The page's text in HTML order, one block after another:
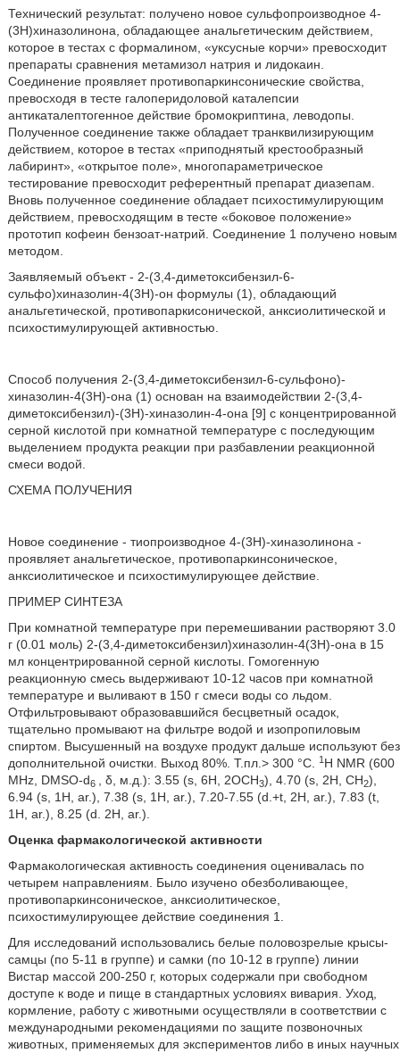
Технический результат: получено новое сульфопроизводное 4-
(3H)хиназолинона, обладающее анальгетическим действием,
которое в тестах с формалином, «уксусные корчи» превосходит
препараты сравнения метамизол натрия и лидокаин.
Соединение проявляет противопаркинсонические свойства,
превосходя в тесте галоперидоловой каталепсии
антикаталептогенное действие бромокриптина, леводопы.
Полученное соединение также обладает транквилизирующим
действием, которое в тестах «приподнятый крестообразный
лабиринт», «открытое поле», многопараметрическое
тестирование превосходит референтный препарат диазепам.
Вновь полученное соединение обладает психостимулирующим
действием, превосходящим в тесте «боковое положение»
прототип кофеин бензоат-натрий. Соединение 1 получено новым
методом.
Заявляемый объект - 2-(3,4-диметоксибензил-6-
сульфо)хиназолин-4(3Н)-он формулы (1), обладающий
анальгетической, противопаркисонической, анксиолитической и
психостимулирующей активностью.
Способ получения 2-(3,4-диметоксибензил-6-сульфоно)-
хиназолин-4(3Н)-она (1) основан на взаимодействии 2-(3,4-
диметоксибензил)-(3Н)-хиназолин-4-она [9] с концентрированной
серной кислотой при комнатной температуре с последующим
выделением продукта реакции при разбавлении реакционной
смеси водой.
СХЕМА ПОЛУЧЕНИЯ
Новое соединение - тиопроизводное 4-(3Н)-хиназолинона -
проявляет анальгетическое, противопаркинсоническое,
анксиолитическое и психостимулирующее действие.
ПРИМЕР СИНТЕЗА
При комнатной температуре при перемешивании растворяют 3.0
г (0.01 моль) 2-(3,4-диметоксибензил)хиназолин-4(3Н)-она в 15
мл концентрированной серной кислоты. Гомогенную
реакционную смесь выдерживают 10-12 часов при комнатной
температуре и выливают в 150 г смеси воды со льдом.
Отфильтровывают образовавшийся бесцветный осадок,
тщательно промывают на фильтре водой и изопропиловым
спиртом. Высушенный на воздухе продукт дальше используют без
дополнительной очистки. Выход 80%. Т.пл.> 300 °C.
1H NMR (600
MHz, DMSO-d6 , δ, м.д.): 3.55 (s, 6H, 2OCH3), 4.70 (s, 2H, CH2),
6.94 (s, 1H, ar.), 7.38 (s, 1H, ar.), 7.20-7.55 (d.+t, 2H, ar.), 7.83 (t,
1H, ar.), 8.25 (d. 2H, ar.).
Оценка фармакологической активности
Фармакологическая активность соединения оценивалась по
четырем направлениям. Было изучено обезболивающее,
противопаркинсоническое, анксиолитическое,
психостимулирующее действие соединения 1.
Для исследований использовались белые половозрелые крысы-
самцы (по 5-11 в группе) и самки (по 10-12 в группе) линии
Вистар массой 200-250 г, которых содержали при свободном
доступе к воде и пище в стандартных условиях вивария. Уход,
кормление, работу с животными осуществляли в соответствии с
международными рекомендациями по защите позвоночных
животных, применяемых для экспериментов либо в иных научных